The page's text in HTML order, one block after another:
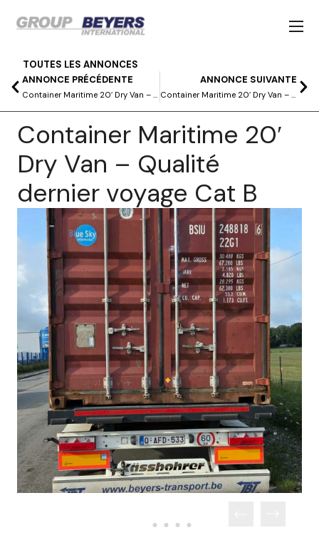
TOUTES LES ANNONCES
ANNONCE PRÉCÉDENTE
Container Maritime 20′ Dry Van – Qualité dernier voyage Cat B
ANNONCE SUIVANTE
Container Maritime 20′ Dry Van – Qualité dernier voyage Cat B
Container Maritime 20′
Dry Van – Qualité
dernier voyage Cat B